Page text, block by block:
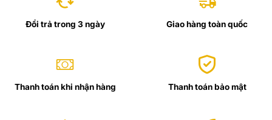
Đổi trả trong 3 ngày Giao hàng toàn quốc
Thanh toán khi nhận hàng Thanh toán bảo mật